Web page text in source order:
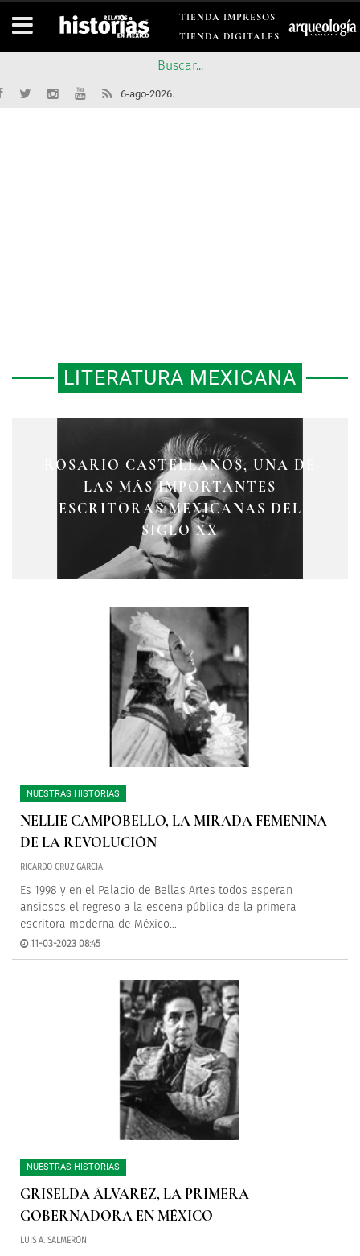
TIENDA IMPRESOS
TIENDA DIGITALES
6-ago-2026.
LITERATURA MEXICANA
ROSARIO CASTELLANOS, UNA DE
LAS MÁS IMPORTANTES
ESCRITORAS MEXICANAS DEL
SIGLO XX
LA VIDA BREVE DE ANTONIETA
RIVAS MERCADO
ANÉCDOTAS DE JUAN RULFO
NUESTRAS HISTORIAS
NELLIE CAMPOBELLO, LA MIRADA FEMENINA
DE LA REVOLUCIÓN
RICARDO CRUZ GARCÍA
Es 1998 y en el Palacio de Bellas Artes todos esperan
ansiosos el regreso a la escena pública de la primera
escritora moderna de México…
11-03-2023 08:45
NUESTRAS HISTORIAS
GRISELDA ÁLVAREZ, LA PRIMERA
GOBERNADORA EN MÉXICO
LUIS A. SALMERÓN